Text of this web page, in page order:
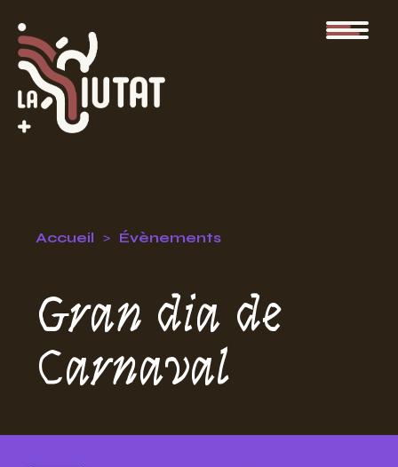
Accueil Évènements
Gran dia de
Carnaval